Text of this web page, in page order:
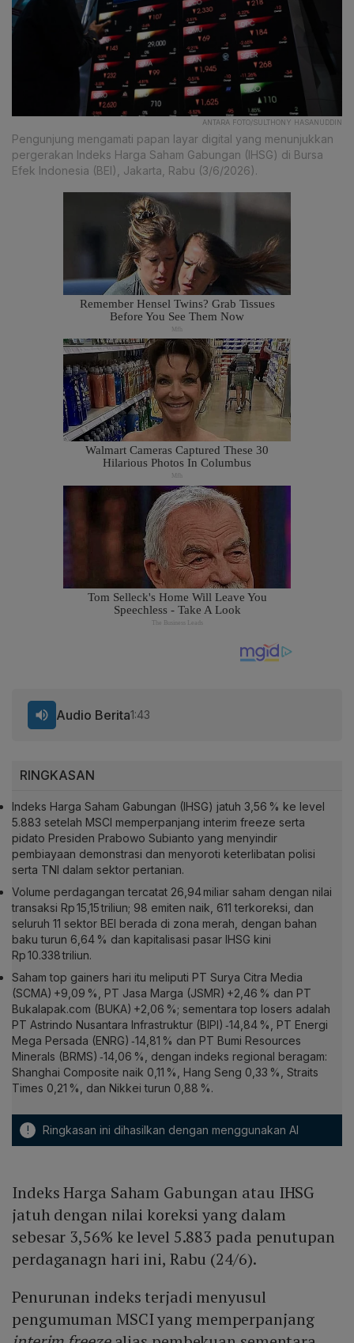
ANTARA FOTO/SULTHONY HASANUDDIN
Pengunjung mengamati papan layar digital yang menunjukkan
pergerakan Indeks Harga Saham Gabungan (IHSG) di Bursa
Efek Indonesia (BEI), Jakarta, Rabu (3/6/2026).
RINGKASAN
Indeks Harga Saham Gabungan (IHSG) jatuh 3,56 % ke level
5.883 setelah MSCI memperpanjang interim freeze serta
pidato Presiden Prabowo Subianto yang menyindir
pembiayaan demonstrasi dan menyoroti keterlibatan polisi
serta TNI dalam sektor pertanian.
Volume perdagangan tercatat 26,94 miliar saham dengan nilai
transaksi Rp 15,15 triliun; 98 emiten naik, 611 terkoreksi, dan
seluruh 11 sektor BEI berada di zona merah, dengan bahan
baku turun 6,64 % dan kapitalisasi pasar IHSG kini
Rp 10.338 triliun.
Saham top gainers hari itu meliputi PT Surya Citra Media
(SCMA) +9,09 %, PT Jasa Marga (JSMR) +2,46 % dan PT
Bukalapak.com (BUKA) +2,06 %; sementara top losers adalah
PT Astrindo Nusantara Infrastruktur (BIPI) ‑14,84 %, PT Energi
Mega Persada (ENRG) ‑14,81 % dan PT Bumi Resources
Minerals (BRMS) ‑14,06 %, dengan indeks regional beragam:
Shanghai Composite naik 0,11 %, Hang Seng 0,33 %, Straits
Times 0,21 %, dan Nikkei turun 0,88 %.
! Ringkasan ini dihasilkan dengan menggunakan AI
Audio Berita1:43
Indeks Harga Saham Gabungan atau IHSG
jatuh dengan nilai koreksi yang dalam
sebesar 3,56% ke level 5.883 pada penutupan
perdaganagn hari ini, Rabu (24/6).
Penurunan indeks terjadi menyusul
pengumuman MSCI yang memperpanjang